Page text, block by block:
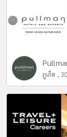
ภูเก็ต ,